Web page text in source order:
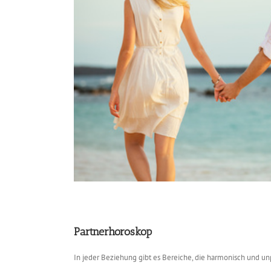
Partnerhoroskop
In jeder Beziehung gibt es Bereiche, die harmonisch und